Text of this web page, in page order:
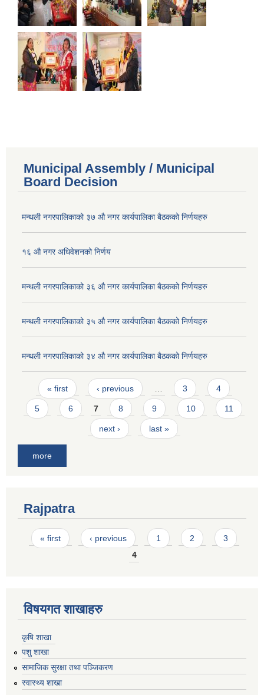
Municipal Assembly / Municipal
Board Decision
मन्थली नगरपालिकाको ३७ औ नगर कार्यपालिका बैठकको निर्णयहरु
१६ औ नगर अधिवेशनको निर्णय
मन्थली नगरपालिकाको ३६ औ नगर कार्यपालिका बैठकको निर्णयहरु
मन्थली नगरपालिकाको ३५ औ नगर कार्यपालिका बैठकको निर्णयहरु
मन्थली नगरपालिकाको ३४ औ नगर कार्यपालिका बैठकको निर्णयहरु
Pages
« first ‹ previous 3 4
5 6 7 8 9 10 11
next › last »
more
Rajpatra
Pages
« first ‹ previous 1 2
3
4
विषयगत शाखाहरु
कृषि शाखा
पशु शाखा
सामाजिक सुरक्षा तथा पञ्जिकरण
स्वास्थ्य शाखा